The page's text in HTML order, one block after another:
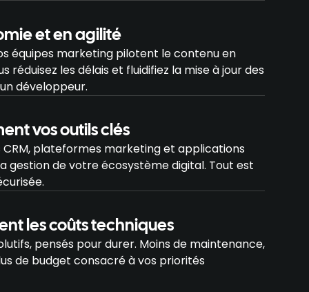
et en agilité
équipes marketing pilotent le contenu en
réduisez les délais et fluidifiez la mise à jour des
développeur.
vos outils clés
CRM, plateformes marketing et applications
gestion de votre écosystème digital. Tout est
les coûts techniques
pensés pour durer. Moins de maintenance,
de budget consacré à vos priorités